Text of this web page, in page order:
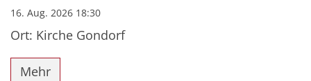
16. Aug. 2026 18:30
Ort: Kirche Gondorf
Mehr